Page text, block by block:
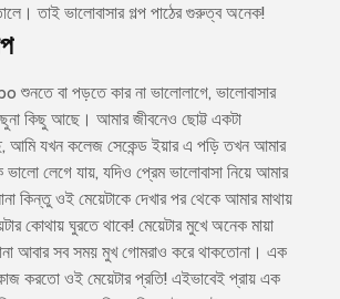
তাই ভালোবাসার গল্প পাঠের গুরুত্ব অনেক!
বা পড়তে কার না ভালোলাগে, ভালোবাসার
কিছু আছে। আমার জীবনেও ছোট্ট একটা
আমি যখন কলেজ সেকেন্ড ইয়ার এ পড়ি তখন আমার
লেগে যায়, যদিও প্রেম ভালোবাসা নিয়ে আমার
কিন্তু ওই মেয়েটাকে দেখার পর থেকে আমার মাথায়
কোথায় ঘুরতে থাকে! মেয়েটার মুখে অনেক মায়া
আবার সব সময় মুখ গোমরাও করে থাকতোনা। এক
করতো ওই মেয়েটার প্রতি! এইভাবেই প্রায় এক